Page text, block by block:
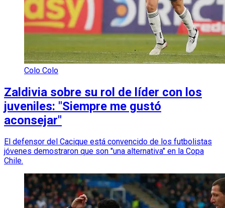
Colo Colo
Zaldivia sobre su rol de líder con los
juveniles: "Siempre me gustó
aconsejar"
El defensor del Cacique está convencido de los futbolistas
jóvenes demostraron que son "una alternativa" en la Copa
Chile.